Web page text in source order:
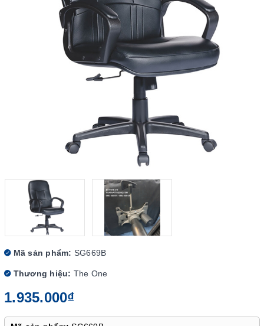
Mã sản phẩm: SG669B
Thương hiệu: The One
1.935.000₫